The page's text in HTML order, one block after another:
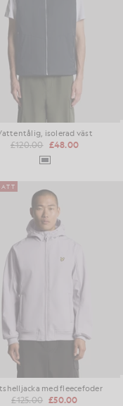
isolerad väst
£120.00 £48.00
med fleecefoder
£125.00 £50.00